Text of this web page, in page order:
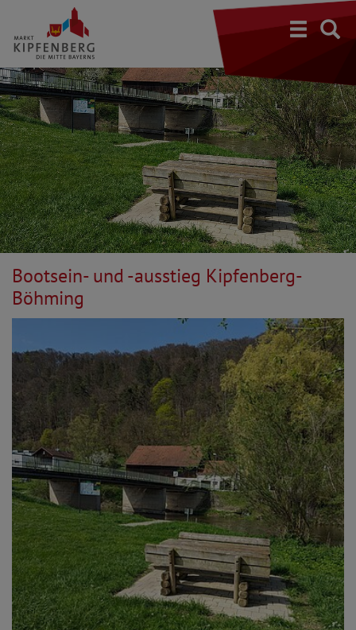
Bootsein- und -ausstieg Kipfenberg-
Böhming